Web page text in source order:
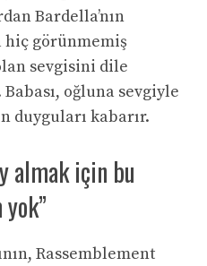
Bardella’nın
hiç görünmemiş
sevgisini dile
oğluna sevgiyle
duyguları kabarır.
almak için bu
Rassemblement